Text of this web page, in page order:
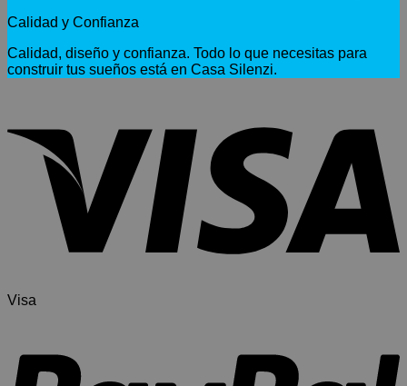
Calidad y Confianza
Calidad, diseño y confianza. Todo lo que necesitas para
construir tus sueños está en Casa Silenzi.
Visa